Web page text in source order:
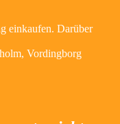
einkaufen. Darüber
Vordingborg